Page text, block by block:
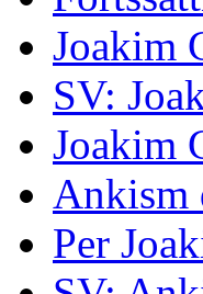
Joakim
SV:
Joakim
Ankism
Per